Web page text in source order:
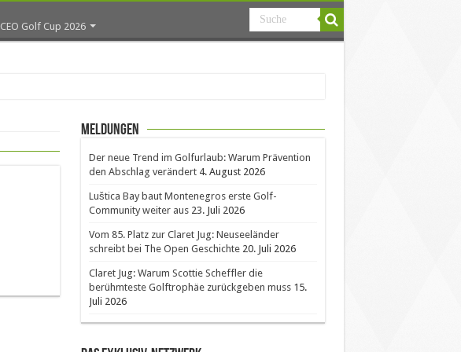
CEO Golf Cup 2026
Meldungen
Der neue Trend im Golfurlaub: Warum Prävention
den Abschlag verändert 4. August 2026
Luštica Bay baut Montenegros erste Golf-
Community weiter aus 23. Juli 2026
Vom 85. Platz zur Claret Jug: Neuseeländer
schreibt bei The Open Geschichte 20. Juli 2026
Claret Jug: Warum Scottie Scheffler die
berühmteste Golftrophäe zurückgeben muss 15.
Juli 2026